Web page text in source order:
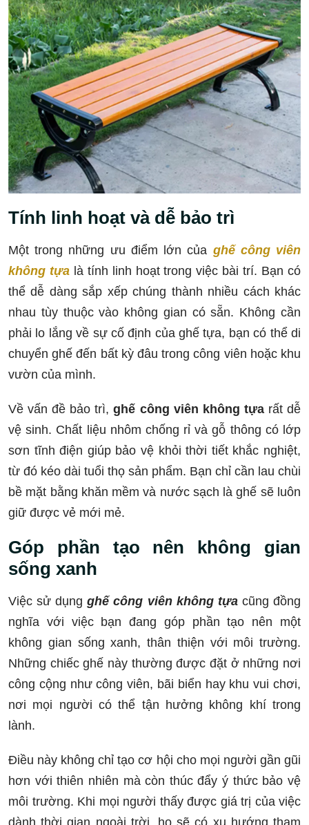
Tính linh hoạt và dễ bảo trì
Một trong những ưu điểm lớn của ghế công viên
không tựalà tính linh hoạt trong việc bài trí. Bạn có
thể dễ dàng sắp xếp chúng thành nhiều cách khác
nhau tùy thuộc vào không gian có sẵn. Không cần
phải lo lắng về sự cố định của ghế tựa, bạn có thể di
chuyển ghế đến bất kỳ đâu trong công viên hoặc khu
vườn của mình.
Về vấn đề bảo trì,ghế công viên không tựarất dễ
vệ sinh. Chất liệu nhôm chống rỉ và gỗ thông có lớp
sơn tĩnh điện giúp bảo vệ khỏi thời tiết khắc nghiệt,
từ đó kéo dài tuổi thọ sản phẩm. Bạn chỉ cần lau chùi
bề mặt bằng khăn mềm và nước sạch là ghế sẽ luôn
giữ được vẻ mới mẻ.
Góp phần tạo nên không gian
sống xanh
Việc sử dụngghế công viên không tựacũng đồng
nghĩa với việc bạn đang góp phần tạo nên một
không gian sống xanh, thân thiện với môi trường.
Những chiếc ghế này thường được đặt ở những nơi
công cộng như công viên, bãi biển hay khu vui chơi,
nơi mọi người có thể tận hưởng không khí trong
lành.
Điều này không chỉ tạo cơ hội cho mọi người gần gũi
hơn với thiên nhiên mà còn thúc đẩy ý thức bảo vệ
môi trường. Khi mọi người thấy được giá trị của việc
dành thời gian ngoài trời, họ sẽ có xu hướng tham